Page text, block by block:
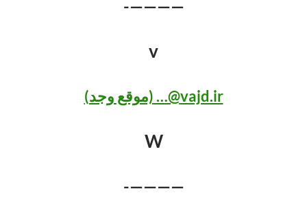
————-
v
vajd.ir@… (موقع وجد)
W
————-